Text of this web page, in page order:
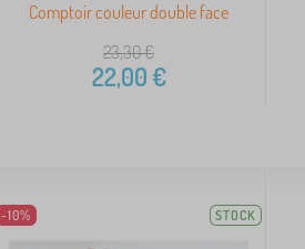
Comptoir couleur double face
23,30€
22,00€
-10% STOCK